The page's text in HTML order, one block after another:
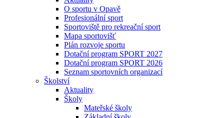
O sportu v Opavě
Profesionální sport
Sportoviště pro rekreační sport
Mapa sportovišť
Plán rozvoje sportu
Dotační program SPORT 2027
Dotační program SPORT 2026
Seznam sportovních organizací
Školství
Aktuality
Školy
Mateřské školy